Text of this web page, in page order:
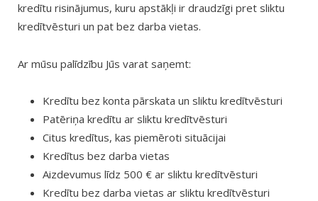
kredītu risinājumus, kuru apstākļi ir draudzīgi pret sliktu
kredītvēsturi un pat bez darba vietas.
Ar mūsu palīdzību Jūs varat saņemt:
Kredītu bez konta pārskata un sliktu kredītvēsturi
Patēriņa kredītu ar sliktu kredītvēsturi
Citus kredītus, kas piemēroti situācijai
Kredītus bez darba vietas
Aizdevumus līdz 500 € ar sliktu kredītvēsturi
Kredītu bez darba vietas ar sliktu kredītvēsturi